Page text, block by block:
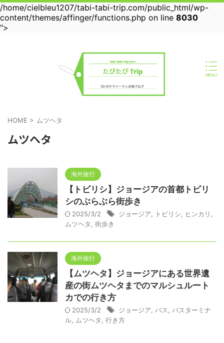
/home/cielbleu1207/tabi-tabi-trip.com/public_html/wp-
content/themes/affinger/functions.php on line 8030
">
HOME > ムツヘタ
ムツヘタ
海外旅行
【トビリシ】ジョージアの首都トビリ
シのぶらぶら街歩き
2025/3/2 ジョージア トビリシ ヒンカリ
ムツヘタ
街歩き
海外旅行
【ムツヘタ】ジョージアにある世界遺
産の街ムツヘタまでのマルシュルート
カでの行き方
2025/3/2 ジョージア バス
バスターミナ
ル
ムツヘタ 行き方